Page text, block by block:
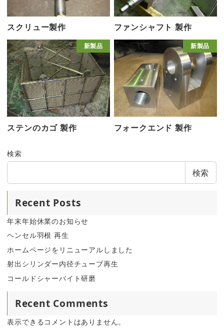
スクリュー製作 ファンシャフト 製作
新製品
ステンのカゴ 製作
新製品
フォークエンド 製作
検索
検索
Recent Posts
年末年始休業のお知らせ
ヘンセル羽根 再生
ホームページをリニューアルしました
射出シリンダー内径チューブ再生
コールドシャーバイト研磨
Recent Comments
表示できるコメントはありません。